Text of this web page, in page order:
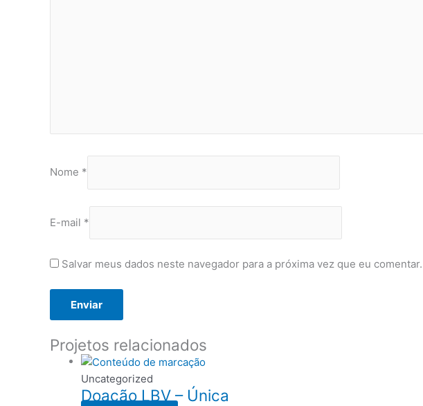
Nome *
E-mail *
Salvar meus dados neste navegador para a próxima vez que eu comentar.
Projetos relacionados
Uncategorized
Doação LBV – Única